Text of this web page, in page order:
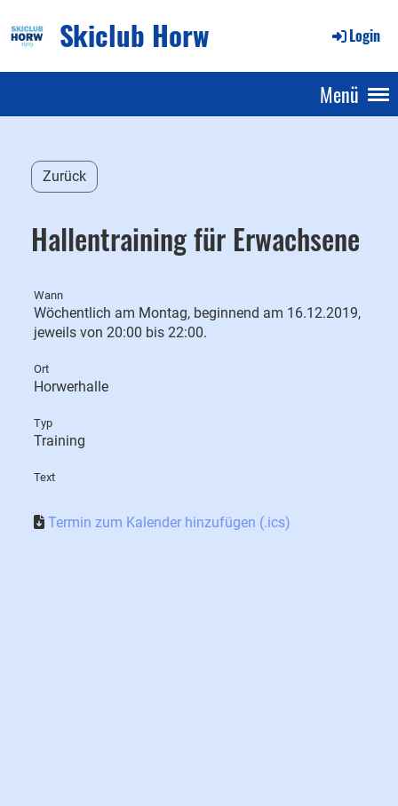
Skiclub Horw Login
Menü
Zurück
Hallentraining für Erwachsene
Wann
Wöchentlich am Montag, beginnend am 16.12.2019,
jeweils von 20:00 bis 22:00.
Ort
Horwerhalle
Typ
Training
Text
Termin zum Kalender hinzufügen (.ics)